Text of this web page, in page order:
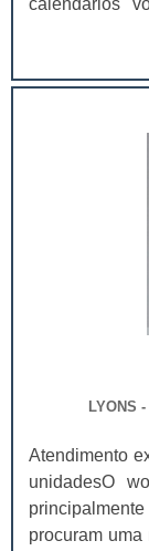
calendários
passar do
latino
dias.O
ano com
(festivos),
calendário
atividades e
dividido o
mais usado é
LYONS
Atendimento
unidadesO
procuram uma